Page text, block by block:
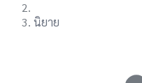
นิยาย